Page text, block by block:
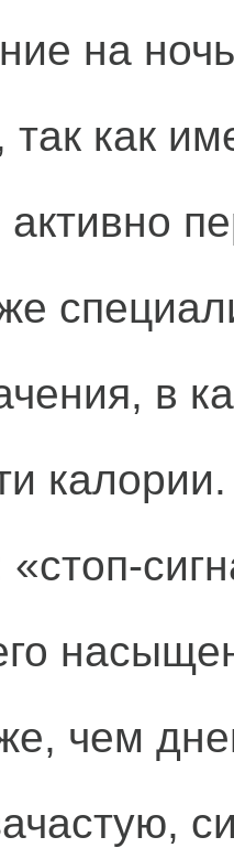
на
как
в
чем